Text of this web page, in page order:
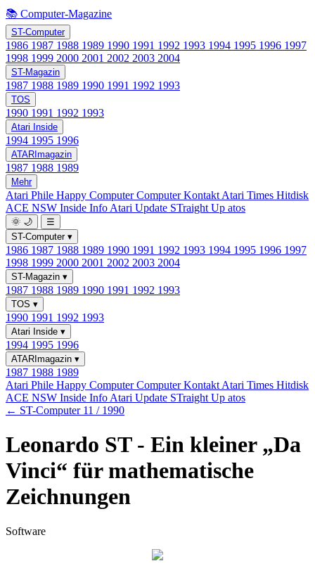
📚 Computer-Magazine
ST-Computer
1986 1987 1988 1989 1990 1991 1992 1993 1994 1995 1996 1997
1998 1999 2000 2001 2002 2003 2004
ST-Magazin
1987 1988 1989 1990 1991 1992 1993
TOS
1990 1991 1992 1993
Atari Inside
1994 1995 1996
ATARImagazin
1987 1988 1989
Mehr
Atari Phile Happy ComputerComputer Kontakt Atari Times Hitdisk
ACE NSW Inside Info Atari Update STraight Up atos
🌞 🌙
☰
ST-Computer ▾
1986 1987 1988 1989 1990 1991 1992 1993 1994 1995 1996 1997
1998 1999 2000 2001 2002 2003 2004
ST-Magazin ▾
1987 1988 1989 1990 1991 1992 1993
TOS ▾
1990 1991 1992 1993
Atari Inside ▾
1994 1995 1996
ATARImagazin ▾
1987 1988 1989
Atari Phile Happy ComputerComputer Kontakt Atari Times Hitdisk
ACE NSW Inside Info Atari Update STraight Up atos
← ST-Computer 11 / 1990
Leonardo ST - Ein kleiner „Da
Vinci“ für mathematische
Zeichnungen
Software